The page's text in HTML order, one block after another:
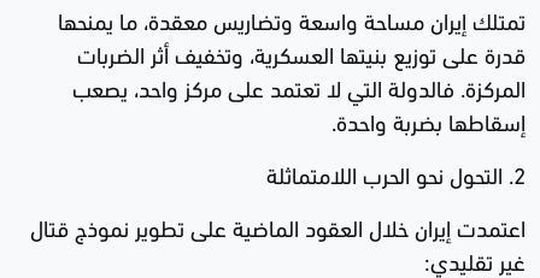
تمتلك إيران مساحة واسعة وتضاريس معقدة، ما يمنحها
قدرة على توزيع بنيتها العسكرية، وتخفيف أثر الضربات
المركزة. فالدولة التي لا تعتمد على مركز واحد، يصعب
إسقاطها بضربة واحدة.
2. التحول نحو الحرب اللامتماثلة
اعتمدت إيران خلال العقود الماضية على تطوير نموذج قتال
غير تقليدي: